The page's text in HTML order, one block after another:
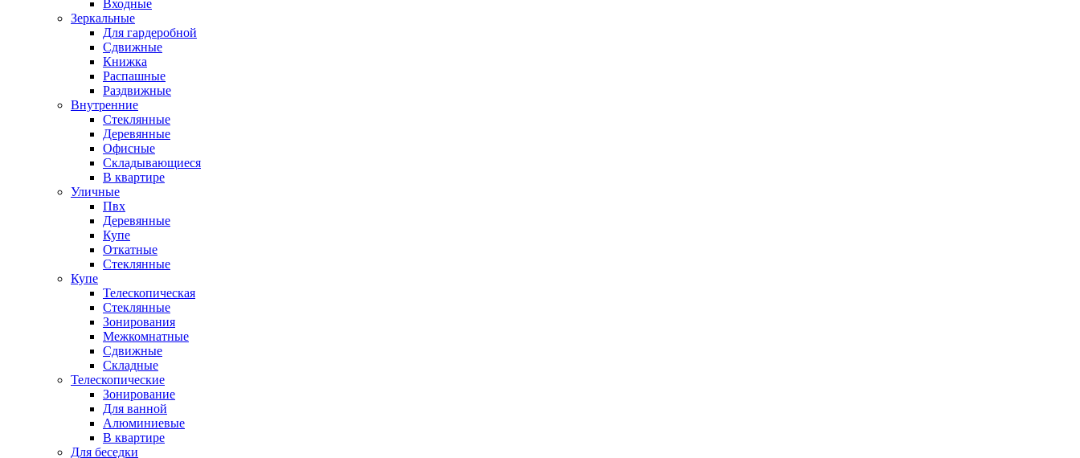
Входные
Зеркальные
Для гардеробной
Сдвижные
Книжка
Распашные
Раздвижные
Внутренние
Стеклянные
Деревянные
Офисные
Складывающиеся
В квартире
Уличные
Пвх
Деревянные
Купе
Откатные
Стеклянные
Купе
Телескопическая
Стеклянные
Зонирования
Межкомнатные
Сдвижные
Складные
Телескопические
Зонирование
Для ванной
Алюминиевые
В квартире
Для беседки